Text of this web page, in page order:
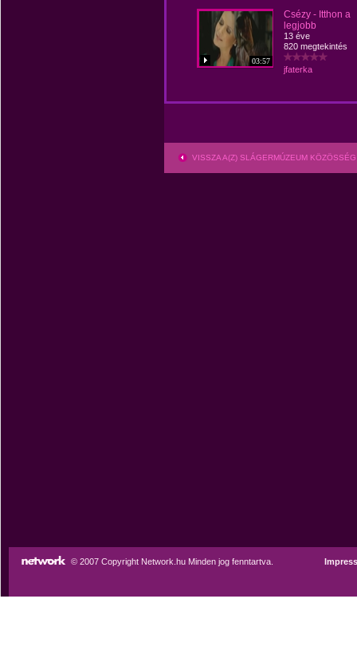
03:57
Csézy - Itthon a
legjobb
13 éve
820 megtekintés
jfaterka
VISSZA A(Z) SLÁGERMÚZEUM
© 2007 Copyright Network.hu Minden jog fenntartva.